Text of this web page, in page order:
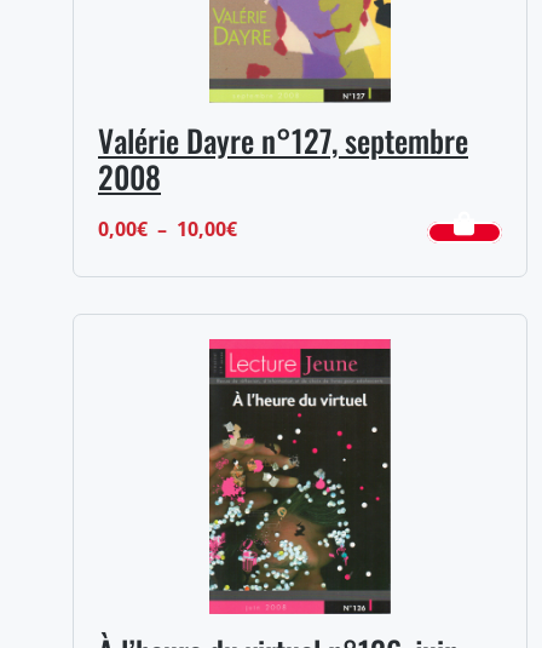
Valérie Dayre n°127, septembre
2008
0,00€ – 10,00€Plage
0,00€
à
10,00€